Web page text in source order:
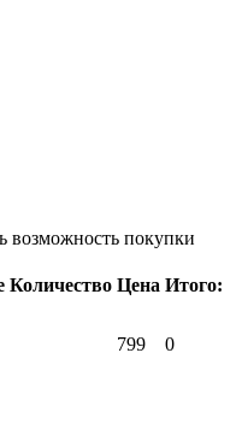
возможность покупки
Количество Цена Итого:
799 0